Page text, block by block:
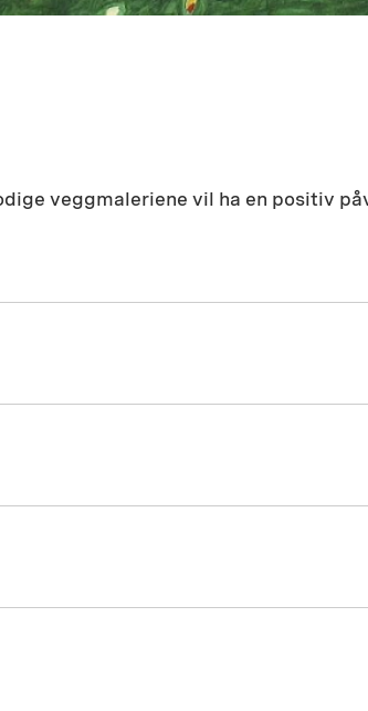
veggmaleriene vil ha en positiv